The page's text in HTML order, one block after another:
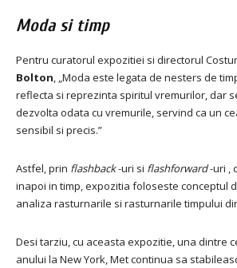
Moda si timp
Pentru curatorul expozitiei si directorul
Bolton, „Moda este legata de nesters de
reflecta si reprezinta spiritul vremurilor, dar
dezvolta odata cu vremurile, servind ca un
sensibil si precis.”
Astfel, prin flashback-uri si flashforward-uri ,
inapoi in timp, expozitia foloseste conceptul
analiza rasturnarile si rasturnarile timpului
Desi tarziu, cu aceasta expozitie, una dintre
anului la New York, Met continua sa